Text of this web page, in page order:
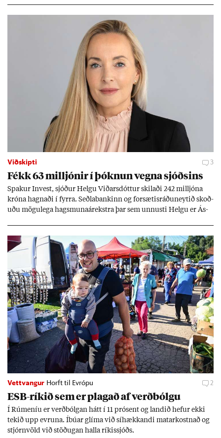
Viðskipti 3
Fékk 63 millj­ón­ir í þókn­un vegna sjóðs­ins
Spak­ur In­vest, sjóð­ur Helgu Við­ars­dótt­ur skil­aði 242 millj­óna
króna hagn­aði í fyrra. Seðla­bank­inn og for­sæt­is­ráðu­neyt­ið skoð­
uðu mögu­lega hags­muna­árekstra þar sem unnusti Helgu er Ás­
Vettvangur Horft til Evrópu 2
ESB-rík­ið sem er plag­að af verð­bólgu
Í Rúm­en­íu er verð­bólg­an hátt í 11 pró­sent og land­ið hef­ur ekki
tek­ið upp evr­una. Íbú­ar glíma við sí­hækk­andi mat­ar­kostn­að og
stjórn­völd við stöð­ug­an halla rík­is­sjóðs.